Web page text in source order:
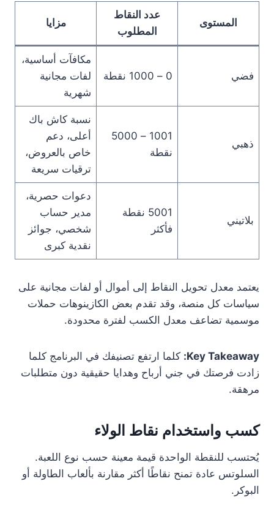
المستوى
عدد النقاط
المطلوب
مزايا
فضي 0 – 1000 نقطة
مكافآت أساسية،
لفات مجانية
شهرية
ذهبي
1001 – 5000
نقطة
نسبة كاش باك
أعلى، دعم
خاص بالعروض،
ترقيات سريعة
بلاتيني
5001 نقطة
فأكثر
دعوات حصرية،
مدير حساب
شخصي، جوائز
نقدية كبرى
يعتمد معدل تحويل النقاط إلى أموال أو لفات مجانية على
سياسات كل منصة، وقد تقدم بعض الكازينوهات حملات
موسمية تضاعف معدل الكسب لفترة محدودة.
Key Takeaway: كلما ارتفع تصنيفك في البرنامج كلما
زادت فرصتك في جني أرباح وهدايا حقيقية دون متطلبات
مرهقة.
كسب واستخدام نقاط الولاء
يُحتسب للنقطة الواحدة قيمة معينة حسب نوع اللعبة.
السلوتس عادة تمنح نقاطًا أكثر مقارنة بألعاب الطاولة أو
البوكر.